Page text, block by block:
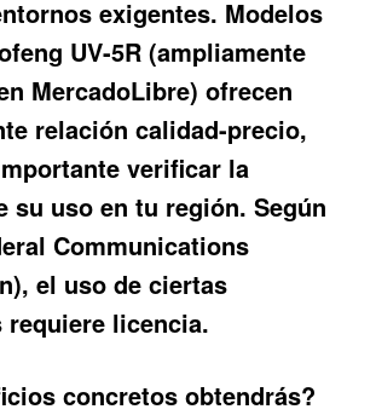
exigentes. Modelos
UV-5R (ampliamente
MercadoLibre) ofrecen
relación calidad-precio,
verificar la
su uso en tu región. Según
Communications
el uso de ciertas
requiere licencia.
concretos obtendrás?